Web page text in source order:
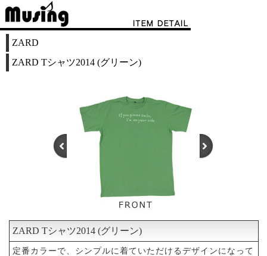
ZARD
ZARD Tシャツ2014 (グリーン)
2 5
ZARD Tシャツ2014 (グリーン)
定番カラーで、シンプルに着ていただけるデザインになって